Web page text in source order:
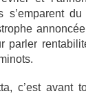
s’emparent
parler
c’est avant